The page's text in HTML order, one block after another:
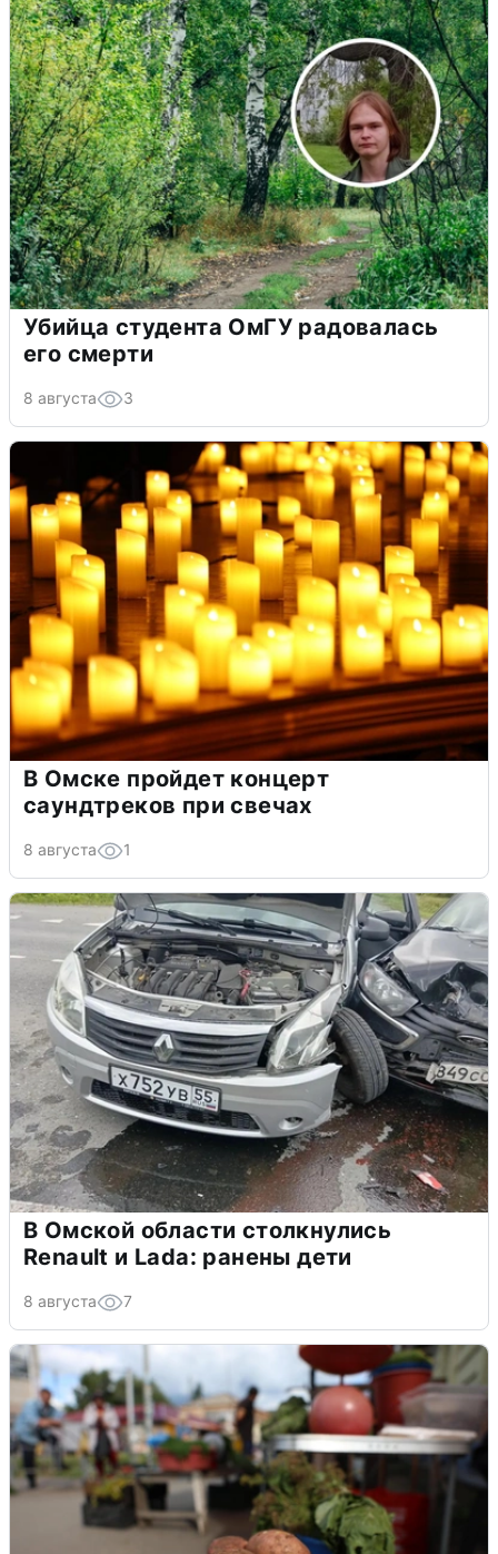
Убийца студента ОмГУ радовалась
его смерти
8 августа 3
В Омске пройдет концерт
саундтреков при свечах
8 августа 1
В Омской области столкнулись
Renault и Lada: ранены дети
8 августа 7